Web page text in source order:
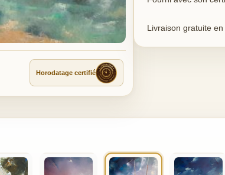
Horodatage certifié
Livraison gratuite en